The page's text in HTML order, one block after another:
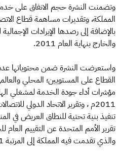
وتضمنت النشرة حجم الانفاق على
المملكة، وتقديرات مساهمة قطاع
بالإضافة إلى رصدها الإيرادات
والخارج بنهاية العام 2011.
واستعرضت النشرة ضمن محتوياتها عدداً
القطاع على المستويين؛ المحلي
مؤشرات أداء جودة الخدمة لمشغلي
2011م ، وتقرير الاتحاد الدولي
تنفيذ بنية تحتية للنطاق العريض في
والذي تقدمت فيه المملكة إلى المرتبة 41 عالمياً.